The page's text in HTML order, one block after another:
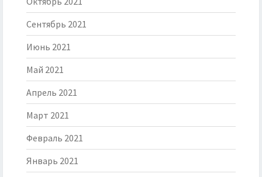
Сентябрь 2021
Июнь 2021
Май 2021
Апрель 2021
Март 2021
Февраль 2021
Январь 2021